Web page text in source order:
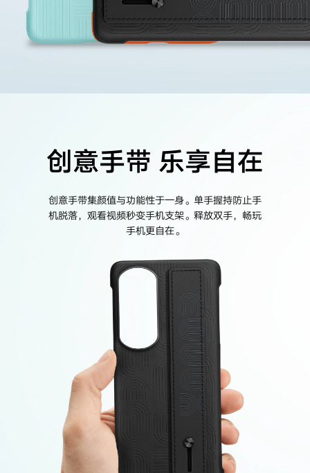
创意手带 乐享自在
创意手带集颜值与功能性于一身。单手握持防止手
机脱落，观看视频秒变手机支架。释放双手，畅玩
手机更自在。